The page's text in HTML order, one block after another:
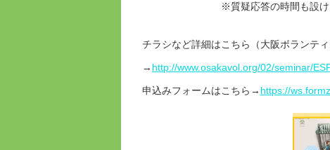
※質疑応答の時間も設け
チラシなど詳細はこちら（大阪ボランテ
→ http://www.osakavol.org/02/seminar/
申込みフォームはこちら→ https://